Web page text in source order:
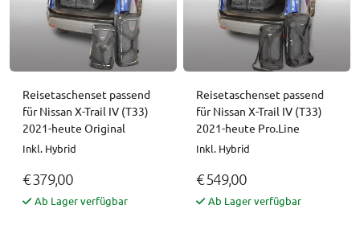
Reisetaschenset passend
für Nissan X-Trail IV (T33)
2021-heute Original
Inkl. Hybrid
€ 379,00
Ab Lager verfügbar
Reisetaschenset passend
für Nissan X-Trail IV (T33)
2021-heute Pro.Line
Inkl. Hybrid
€ 549,00
Ab Lager verfügbar